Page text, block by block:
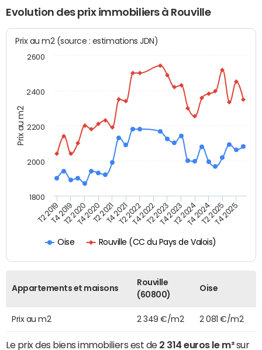
Evolution des prix immobiliers à Rouville
Prix au m2
Prix au m2 (source : estimations JDN)
Oise Rouville (CC du Pays de Valois)
T2 2019T4 2019T2 2020T4 2020T2 2021T4 2021T2 2022T4 2022T2 2023T4 2023T2 2024T4 2024T2 2025T4 2025
1800
2000
2200
2400
2600
Appartements et maisons
Rouville
(60800)
Oise
Prix au m2 2 349 €/m2 2 081 €/m2
Le prix des biens immobiliers est de 2 314 euros le m²sur